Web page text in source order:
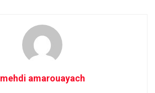
mehdi amarouayach